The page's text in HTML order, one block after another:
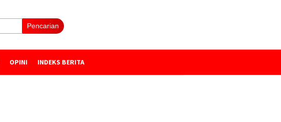
Pencarian
OPINI INDEKS BERITA